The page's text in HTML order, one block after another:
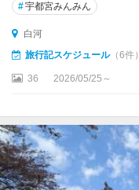
#宇都宮みんみん
白河
旅行記スケジュール（6件）
36 2026/05/25～